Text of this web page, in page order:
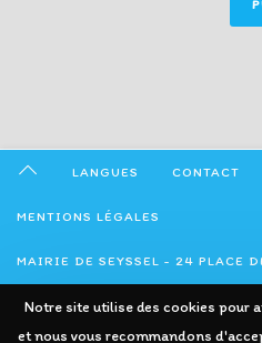
LANGUES CONTACT
MENTIONS LÉGALES
MAIRIE DE SEYSSEL - 24 PLACE
ADMINISTRATION@SEYSSEL74.FR
Notre site utilise des cookies pour
et nous vous recommandons